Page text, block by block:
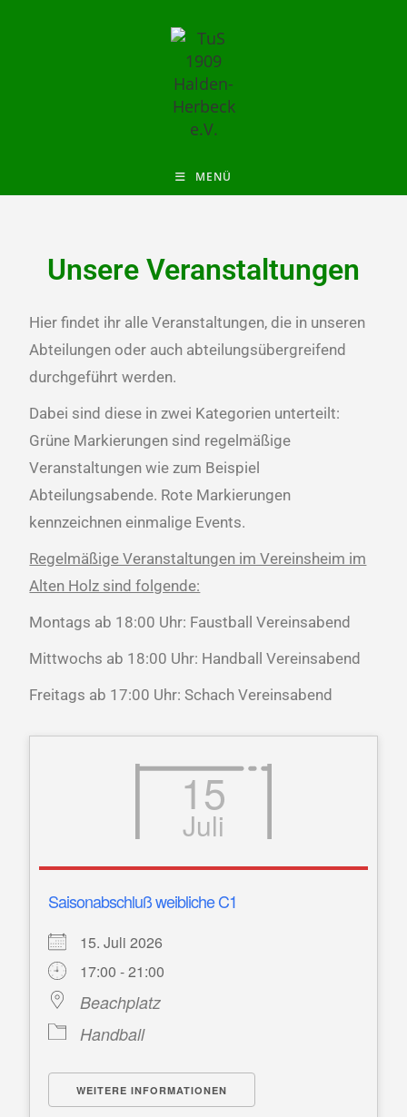
MENÜ
Unsere Veranstaltungen
Hier findet ihr alle Veranstaltungen, die in unseren
Abteilungen oder auch abteilungsübergreifend
durchgeführt werden.
Dabei sind diese in zwei Kategorien unterteilt:
Grüne Markierungen sind regelmäßige
Veranstaltungen wie zum Beispiel
Abteilungsabende. Rote Markierungen
kennzeichnen einmalige Events.
Regelmäßige Veranstaltungen im Vereinsheim im
Alten Holz sind folgende:
Montags ab 18:00 Uhr: Faustball Vereinsabend
Mittwochs ab 18:00 Uhr: Handball Vereinsabend
Freitags ab 17:00 Uhr: Schach Vereinsabend
15
Juli
Saisonabschluß weibliche C1
15. Juli 2026
17:00 - 21:00
Beachplatz
Handball
WEITERE INFORMATIONEN